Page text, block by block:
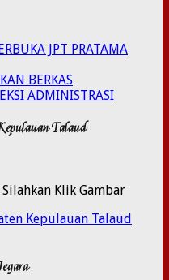
JPT PRATAMA
BERKAS
ADMINISTRASI
Talaud
Klik Gambar
Kepulauan Talaud